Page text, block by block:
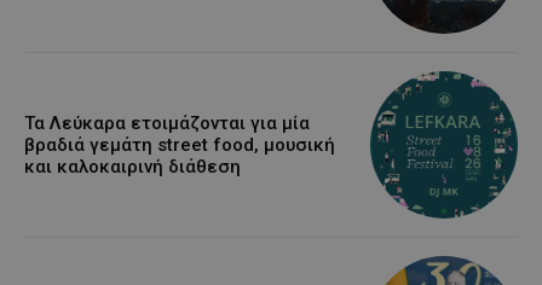
Τα Λεύκαρα ετοιμάζονται για μία
βραδιά γεμάτη street food, μουσική
και καλοκαιρινή διάθεση